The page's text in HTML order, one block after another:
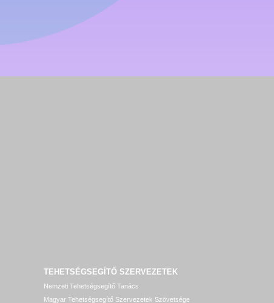
TEHETSÉGSEGÍTŐ SZERVEZETEK
Nemzeti Tehetségsegítő Tanács
Magyar Tehetségsegítő Szervezetek Szövetsége